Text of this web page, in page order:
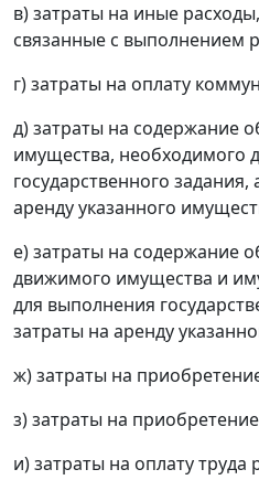
в) затраты на иные
связанные с выполнением
г) затраты на оплату
д) затраты на содержание
имущества, необходимого
государственного задания,
аренду указанного
е) затраты на содержание
движимого имущества и
для выполнения
затраты на аренду
ж) затраты на
з) затраты на
и) затраты на оплату